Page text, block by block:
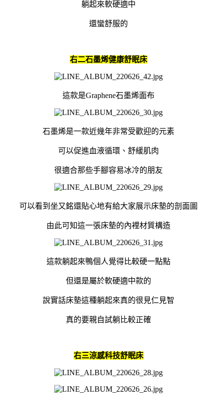
躺起來軟硬適中
還蠻舒服的
右二石墨烯健康舒眠床
這款是Graphene石墨烯面布
石墨烯是一款近幾年非常受歡迎的元素
可以促進血液循環、舒緩肌肉
很適合那些手腳容易冰冷的朋友
可以看到坐又銘還貼心地有給大家展示床墊的剖面圖
由此可知這一張床墊的內裡材質構造
這款躺起來鴨個人覺得比較硬一點點
但還是屬於軟硬適中款的
說實話床墊這種躺起來真的很見仁見智
真的要親自試躺比較正確
右三涼感科技舒眠床